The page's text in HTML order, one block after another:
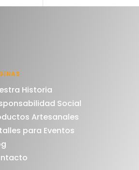
Historia
Social
Artesanales
para Eventos